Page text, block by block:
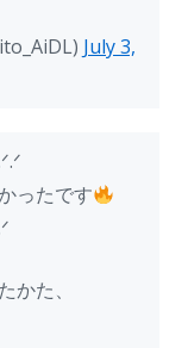
July 3,
ったです
かた、